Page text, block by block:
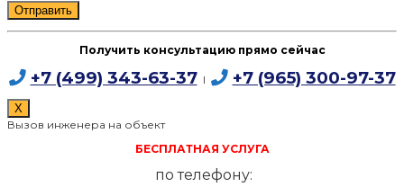
Получить консультацию прямо сейчас
+7 (499) 343-63-37I +7 (965) 300-97-37
X
Вызов инженера на объект
БЕСПЛАТНАЯ УСЛУГА
по телефону: